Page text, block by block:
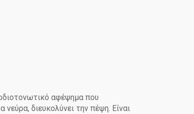
αφέψημα που
διευκολύνει την πέψη. Είναι